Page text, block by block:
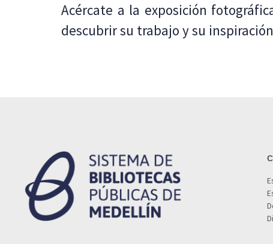
Acércate a la exposición
descubrir su trabajo y su